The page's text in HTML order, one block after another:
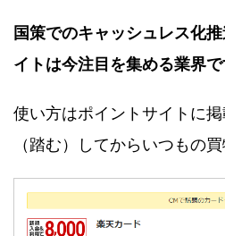
国策でのキャッシュレス化
イトは今注目を集める業界で
使い方はポイントサイトに
（踏む）してからいつもの